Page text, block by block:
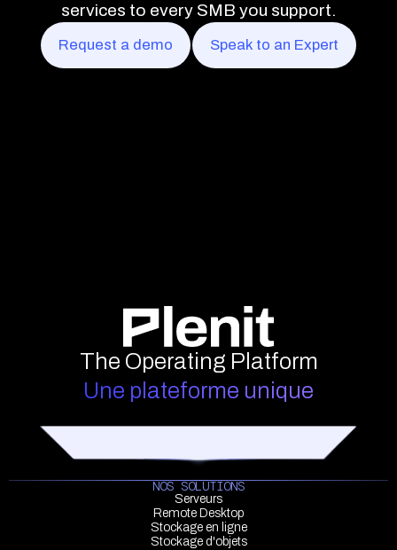
services to every SMB you support.
Request a demo Speak to an Expert
The Operating Platform
Une plateforme unique
NOS SOLUTIONS
Serveurs
Remote Desktop
Stockage en ligne
Stockage d'objets